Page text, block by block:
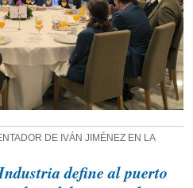
DE IVÁN JIMÉNEZ EN LA
define al puerto